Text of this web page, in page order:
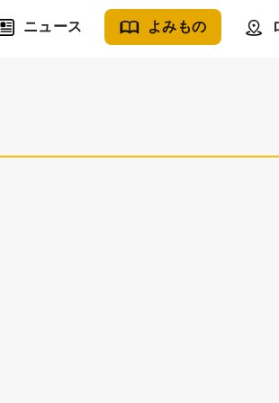
ニュース よみもの